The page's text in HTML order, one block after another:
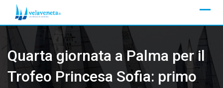
content
Quarta giornata a Palma per il
Trofeo Princesa Sofia: primo